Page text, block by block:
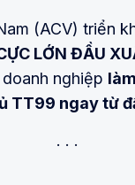
(ACV) triển
LỚN ĐẦU
nghiệp
TT99 ngay từ